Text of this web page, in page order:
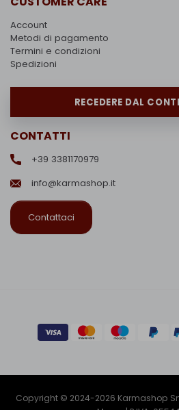
Account
Metodi di pagamento
Termini e condizioni
Spedizioni
RECEDERE DAL
CONTATTI
+39 3381170979
info@karmashop.it
Contattaci
Copyright © 2024-2026 Karmashop